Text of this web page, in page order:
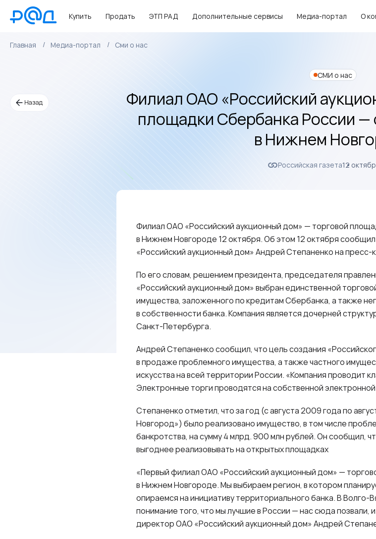
Купить Продать ЭТП РАД Дополнительные сервисы Медиа-портал О
Главная Медиа-портал Сми о нас
Назад
СМИ о нас
Филиал ОАО «Российский
площадки Сбербанка России —
в Нижнем
Российская газета12
Филиал ОАО «Российский аукционный дом» — торговой
в Нижнем Новгороде 12 октября. Об этом 12 октября
«Российский аукционный дом» Андрей Степаненко на
По его словам, решением президента, председателя
«Российский аукционный дом» выбран единственной
имущества, заложенного по кредитам Сбербанка, а также
в собственности банка. Компания является дочерней
Санкт-Петербурга.
Андрей Степаненко сообщил, что цель создания
в продаже проблемного имущества, а также частного
искусства на всей территории России. «Компания проводит
Электронные торги проводятся на собственной
Степаненко отметил, что за год (с августа 2009 года по
Новгород») было реализовано имущество, в том числе
банкротства, на сумму 4 млрд. 900 млн рублей. Он сообщил,
выгоднее реализовывать на открытых площадках
«Первый филиал ОАО «Российский аукционный дом» —
в Нижнем Новгороде. Мы выбираем регион, в котором
опираемся на инициативу территориального банка. В
понимание того, что мы лучшие в России — нас сюда
директор ОАО «Российский аукционный дом» Андрей